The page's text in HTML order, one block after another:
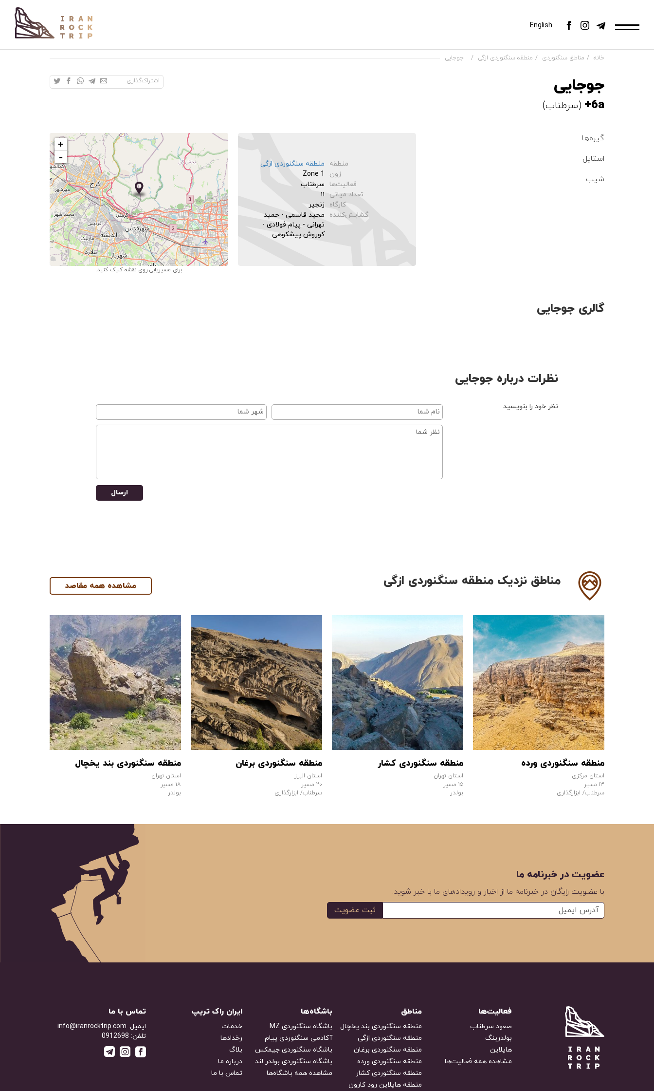
English
خانه مناطق سنگنوردی منطقه سنگنوردی ازگی جوجایی
جوجایی
6a+ (سرطناب)
اشتراک‌گذاری
گیره‌ها
استایل
شیب
منطقه
منطقه سنگنوردی ازگی
زون
Zone 1
فعالیت‌ها
سرطناب
تعداد میانی‌ ۱۱
کارگاه زنجیر
گشایش‌کننده
مجید قاسمی - حمید
تهرانی - پیام فولادی -
کوروش پیشکوهی
+
-
Leaflet| ©OpenStreetMap
برای مسیریابی روی نقشه کلیک کنید.
گالری جوجایی
نظرات درباره جوجایی
نظر خود را بنویسید
ارسال
مناطق نزدیک منطقه سنگنوردی ازگی مشاهده همه مقاصد
منطقه سنگنوردی ورده
استان مرکزی
۱۳ مسیر
سرطناب/ ابزارگذاری
منطقه سنگنوردی کشار
استان تهران
۱۵ مسیر
بولدر
منطقه سنگنوردی برغان
استان البرز
۲۰ مسیر
سرطناب/ ابزارگذاری
منطقه سنگنوردی بند یخچال
استان تهران
۱۸ مسیر
بولدر
عضویت در خبرنامه ما
با عضویت رایگان در خبرنامه ما از اخبار و رویدادهای ما با خبر شوید.
ثبت عضویت
فعالیت‌ها
صعود سرطناب
بولدرینگ
هایلاین
مشاهده همه فعالیت‌ها
مناطق
منطقه سنگنوردی بند یخچال
منطقه سنگنوردی ازگی
منطقه سنگنوردی برغان
منطقه سنگنوردی ورده
منطقه سنگنوردی کشار
منطقه هایلاین رود کارون
باشگاه‌ها
باشگاه سنگنوردی MZ
آکادمی سنگنوردی پیام
باشگاه سنگنوردی جیمکس
باشگاه سنگنوردی بولدر لند
مشاهده همه باشگاه‌ها
ایران راک تریپ
خدمات
رخدادها
بلاگ
درباره ما
تماس با ما
تماس با ما
ایمیل: info@iranrocktrip.com
تلفن: 0912698